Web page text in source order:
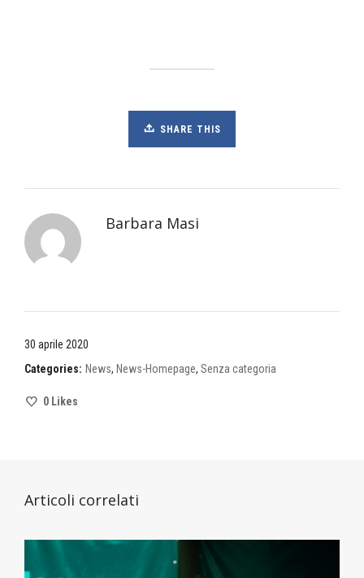
SHARE THIS
Barbara Masi
30 aprile 2020
Categories: News, News-Homepage, Senza categoria
0 Likes
Articoli correlati